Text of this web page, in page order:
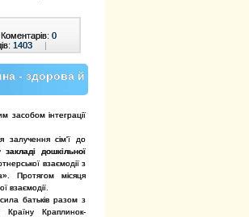
Коментарів: 0
1403 |
- здорова й
засобом інтеграції
залучення сім'ї до
закладі дошкільної
взаємодії з
Протягом місяця
взаємодії.
батьків разом з
Краплинок-